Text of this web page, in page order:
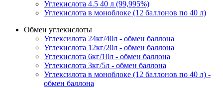
Углекислота 4.5 40 л (99,995%)
Углекислота в моноблоке (12 баллонов по 40 л)
Обмен углекислоты
Углексилота 24кг/40л - обмен баллона
Углекислота 12кг/20л - обмен баллона
Углекислота 6кг/10л - обмен баллона
Углекислота 3кг/5л - обмен баллона
Углексилота в моноблоке (12 баллонов по 40 л) -
обмен баллона